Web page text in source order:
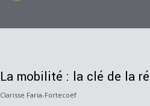
La mobilité : la clé de la
Clarisse Faria-Fortecoëf